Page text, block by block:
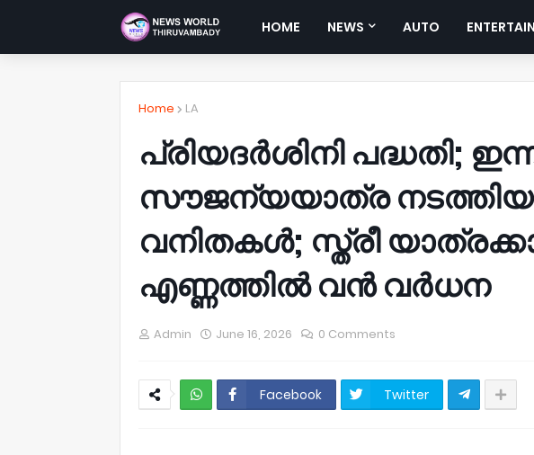
HOME NEWS AUTO
Home LA
പ്രിയദര്‍ശിനി പദ്ധതി;
സൗജന്യയാത്ര നടത്തിയത്
വനിതകള്‍; സ്ത്രീ
എണ്ണത്തില്‍ വന്‍ വര്‍ധന
Admin June 16, 2026 0 Comments
Facebook Twitter